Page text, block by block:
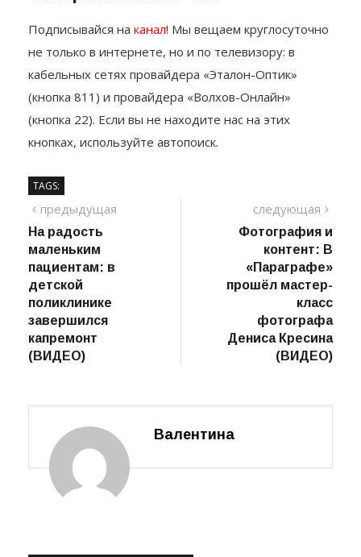
смотрите наПРО-ТВ.
Подписывайся на канал ! Мы вещаем круглосуточно
не только в интернете, но и по телевизору: в
кабельных сетях провайдера «Эталон-Оптик»
(кнопка 811) и провайдера «Волхов-Онлайн»
(кнопка 22). Если вы не находите нас на этих
кнопках, используйте автопоиск.
TAGS:
Навигация
по
записям
предыдущая
На радость
маленьким
пациентам: в
детской
поликлинике
завершился
следующая
пост
Фотография и
контент: В
«Параграфе»
прошёл мастер-
класс
фотографа
Валентина